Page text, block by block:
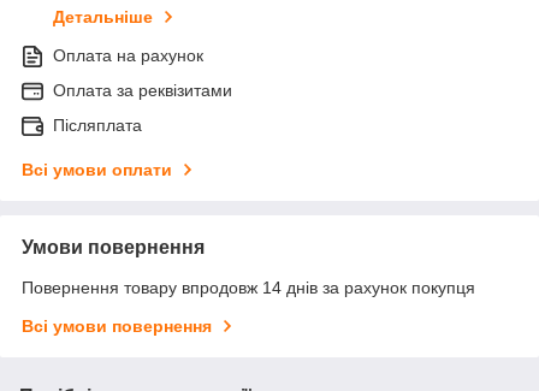
Детальніше
Оплата на рахунок
Оплата за реквізитами
Післяплата
Всі умови оплати
Умови повернення
Повернення товару впродовж 14 днів за рахунок покупця
Всі умови повернення